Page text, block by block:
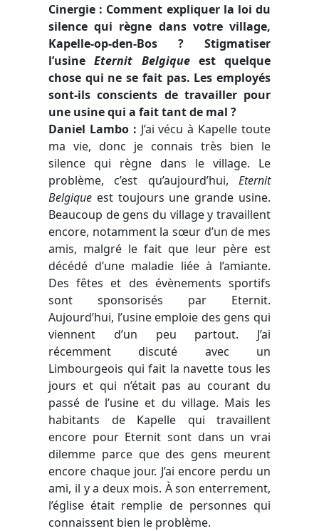
Cinergie : Comment expliquer la loi du
silence qui règne dans votre village,
Kapelle-op-den-Bos ? Stigmatiser
l’usineEternit Belgiqueest quelque
chose qui ne se fait pas. Les employés
sont-ils conscients de travailler pour
une usine qui a fait tant de mal ?
Daniel Lambo : J’ai vécu à Kapelle toute
ma vie, donc je connais très bien le
silence qui règne dans le village. Le
problème, c’est qu’aujourd’hui, Eternit
Belgique est toujours une grande usine.
Beaucoup de gens du village y travaillent
encore, notamment la sœur d’un de mes
amis, malgré le fait que leur père est
décédé d’une maladie liée à l’amiante.
Des fêtes et des évènements sportifs
sont sponsorisés par Eternit.
Aujourd’hui, l’usine emploie des gens qui
viennent d’un peu partout. J’ai
récemment discuté avec un
Limbourgeois qui fait la navette tous les
jours et qui n’était pas au courant du
passé de l’usine et du village. Mais les
habitants de Kapelle qui travaillent
encore pour Eternit sont dans un vrai
dilemme parce que des gens meurent
encore chaque jour. J’ai encore perdu un
ami, il y a deux mois. Àson enterrement,
l’église était remplie de personnes qui
connaissent bien le problème.